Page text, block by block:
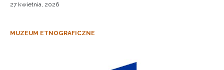
27 kwietnia, 2026
MUZEUM ETNOGRAFICZNE